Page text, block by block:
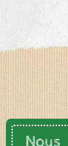
Nous